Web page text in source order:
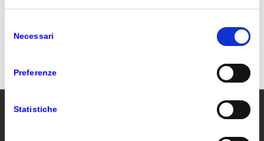
delNecessari
Preferenze
Statistiche